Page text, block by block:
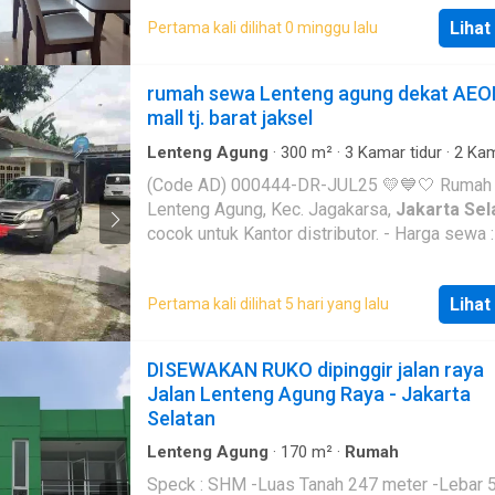
Pertama kali dilihat 0 minggu lalu
rumah sewa Lenteng agung dekat
mall tj. barat jaksel
Lenteng Agung · 300 m² · 3 Kamar tidur · 2
(Code AD) 000444-DR-JUL25 💛💙🤍 Rumah sewa
Lenteng Agung, Kec. Jagakarsa, Jakarta
cocok untuk Kantor distributor. - Harga sewa : Rp235
Luas Bangunan 300 m² - bangunan 1 Lantai -
tidur : 3 - Kmar mandi : 2 - listrik : 4.400 watt
Sumur - kosongan✅ - halaman depan -
📌: Tidak boleh untuk Catering, MBG dan
3 menit AEON Mall Tanjung barat - 5 Menit
office building TB. Simatupanh - 10 Menit
Pancasila
Pertama kali dilihat 5 hari yang lalu
DISEWAKAN RUKO dipinggir jalan raya
Jalan Lenteng Agung Raya - Jakarta
Selatan
Lenteng Agung · 170 m² · Rumah
Speck : SHM -Luas Tanah 247 meter -Lebar 5